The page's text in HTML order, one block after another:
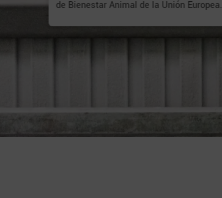
de Bienestar Animal de la Unión Europea.